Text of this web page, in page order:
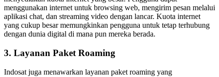
menggunakan internet untuk browsing web, mengirim pesan melalui
aplikasi chat, dan streaming video dengan lancar. Kuota internet
yang cukup besar memungkinkan pengguna untuk tetap terhubung
dengan dunia digital di mana pun mereka berada.
3. Layanan Paket Roaming
Indosat juga menawarkan layanan paket roaming yang